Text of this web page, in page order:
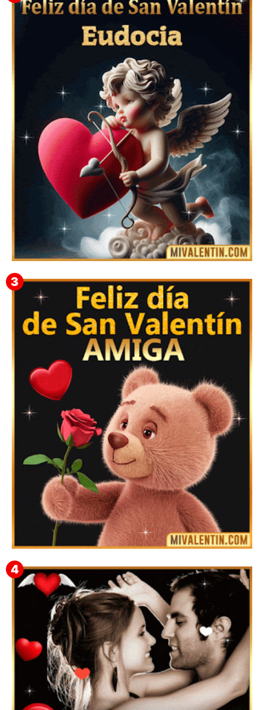
🎁 Imágenes Gif Personalizadas con Nombres para
San Valentín 2026 💘
Feliz San Valentín Eudocia
Mensajes Tarjetas y GiF de San Valentín para Amigas